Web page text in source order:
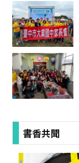
書香共聞